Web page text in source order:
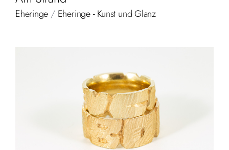
Eheringe / Eheringe - Kunst und Glanz